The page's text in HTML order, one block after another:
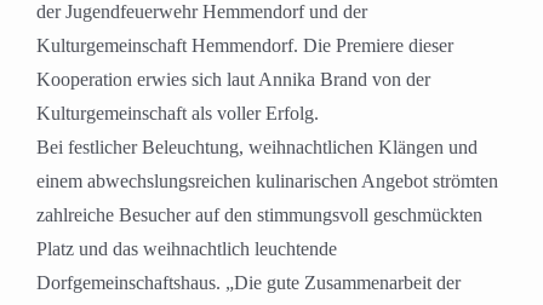
der Jugendfeuerwehr Hemmendorf und der
Kulturgemeinschaft Hemmendorf. Die Premiere dieser
Kooperation erwies sich laut Annika Brand von der
Kulturgemeinschaft als voller Erfolg.
Bei festlicher Beleuchtung, weihnachtlichen Klängen und
einem abwechslungsreichen kulinarischen Angebot strömten
zahlreiche Besucher auf den stimmungsvoll geschmückten
Platz und das weihnachtlich leuchtende
Dorfgemeinschaftshaus. „Die gute Zusammenarbeit der